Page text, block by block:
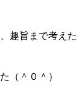
趣旨まで考えた
（＾０＾）